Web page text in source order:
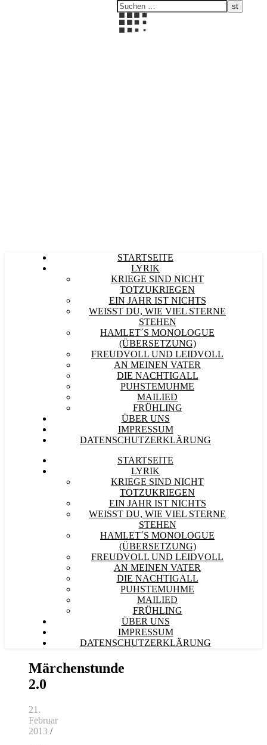
STARTSEITE
LYRIK
KRIEGE SIND NICHT
TOTZUKRIEGEN
EIN JAHR IST NICHTS
WEISST DU, WIE VIEL STERNE S
TEHEN
HAMLET´S MONOLOGUE
(ÜBERSETZUNG)
FREUDVOLL UND LEIDVOLL
AN MEINEN VATER
DIE NACHTIGALL
PUHSTEMUHME
MAILIED
FRÜHLING
ÜBER UNS
IMPRESSUM
DATENSCHUTZERKLÄRUNG
STARTSEITE
LYRIK
KRIEGE SIND NICHT
TOTZUKRIEGEN
EIN JAHR IST NICHTS
WEISST DU, WIE VIEL STERNE S
TEHEN
HAMLET´S MONOLOGUE
(ÜBERSETZUNG)
FREUDVOLL UND LEIDVOLL
AN MEINEN VATER
DIE NACHTIGALL
PUHSTEMUHME
MAILIED
FRÜHLING
ÜBER UNS
IMPRESSUM
DATENSCHUTZERKLÄRUNG
Märchenstunde
2.0
21.
Februar
2013 /